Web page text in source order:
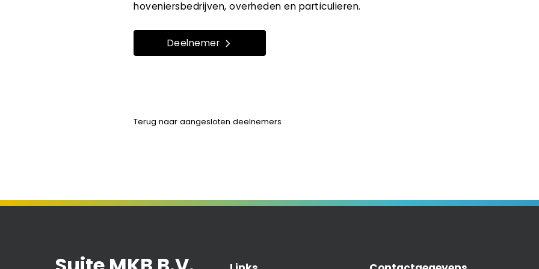
hoveniersbedrijven, overheden en particulieren.
Deelnemer
Terug naar aangesloten deelnemers